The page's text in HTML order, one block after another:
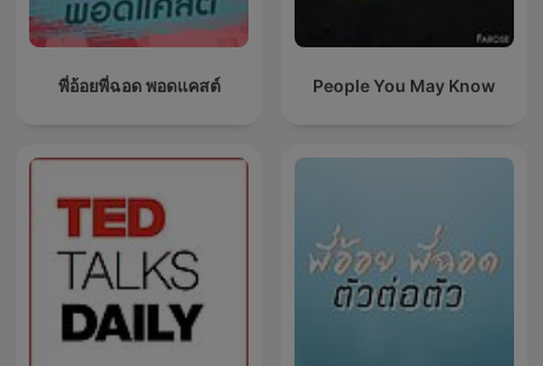
พี่อ้อยพี่ฉอด พอดแคสต์ People You May Know